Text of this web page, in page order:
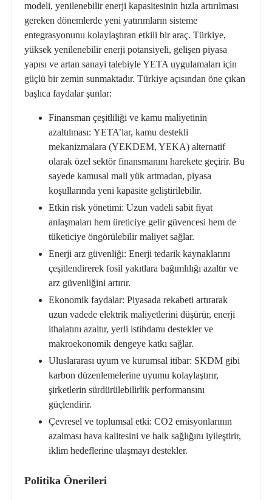
modeli, yenilenebilir enerji kapasitesinin hızla artırılması
gereken dönemlerde yeni yatırımların sisteme
entegrasyonunu kolaylaştıran etkili bir araç. Türkiye,
yüksek yenilenebilir enerji potansiyeli, gelişen piyasa
yapısı ve artan sanayi talebiyle YETA uygulamaları için
güçlü bir zemin sunmaktadır. Türkiye açısından öne çıkan
başlıca faydalar şunlar:
Finansman çeşitliliği ve kamu maliyetinin
azaltılması: YETA’lar, kamu destekli
mekanizmalara (YEKDEM, YEKA) alternatif
olarak özel sektör finansmanını harekete geçirir. Bu
sayede kamusal mali yük artmadan, piyasa
koşullarında yeni kapasite geliştirilebilir.
Etkin risk yönetimi: Uzun vadeli sabit fiyat
anlaşmaları hem üreticiye gelir güvencesi hem de
tüketiciye öngörülebilir maliyet sağlar.
Enerji arz güvenliği: Enerji tedarik kaynaklarını
çeşitlendirerek fosil yakıtlara bağımlılığı azaltır ve
arz güvenliğini artırır.
Ekonomik faydalar: Piyasada rekabeti artırarak
uzun vadede elektrik maliyetlerini düşürür, enerji
ithalatını azaltır, yerli istihdamı destekler ve
makroekonomik dengeye katkı sağlar.
Uluslararası uyum ve kurumsal itibar: SKDM gibi
karbon düzenlemelerine uyumu kolaylaştırır,
şirketlerin sürdürülebilirlik performansını
güçlendirir.
Çevresel ve toplumsal etki: CO2 emisyonlarının
azalması hava kalitesini ve halk sağlığını iyileştirir,
iklim hedeflerine ulaşmayı destekler.
Politika Önerileri